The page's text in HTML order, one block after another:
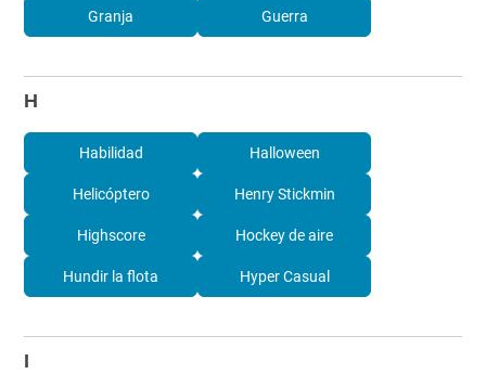
Granja Guerra
H
Habilidad Halloween
Helicóptero Henry Stickmin
Highscore Hockey de aire
Hundir la flota Hyper Casual
I